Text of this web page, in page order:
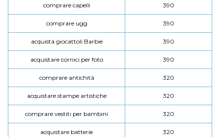
comprare capelli 390
comprare ugg 390
acquista giocattoli Barbie 390
acquistare cornici per foto 390
comprare antichità 320
acquistare stampe artistiche 320
comprare vestiti per bambini 320
acquistare batterie 320